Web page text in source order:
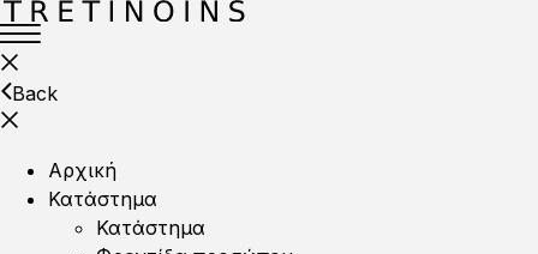
Back
Αρχική
Κατάστημα
Κατάστημα